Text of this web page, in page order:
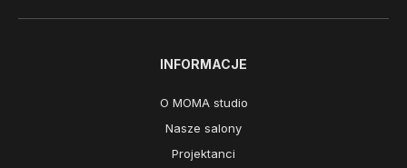
INFORMACJE
O MOMA studio
Nasze salony
Projektanci